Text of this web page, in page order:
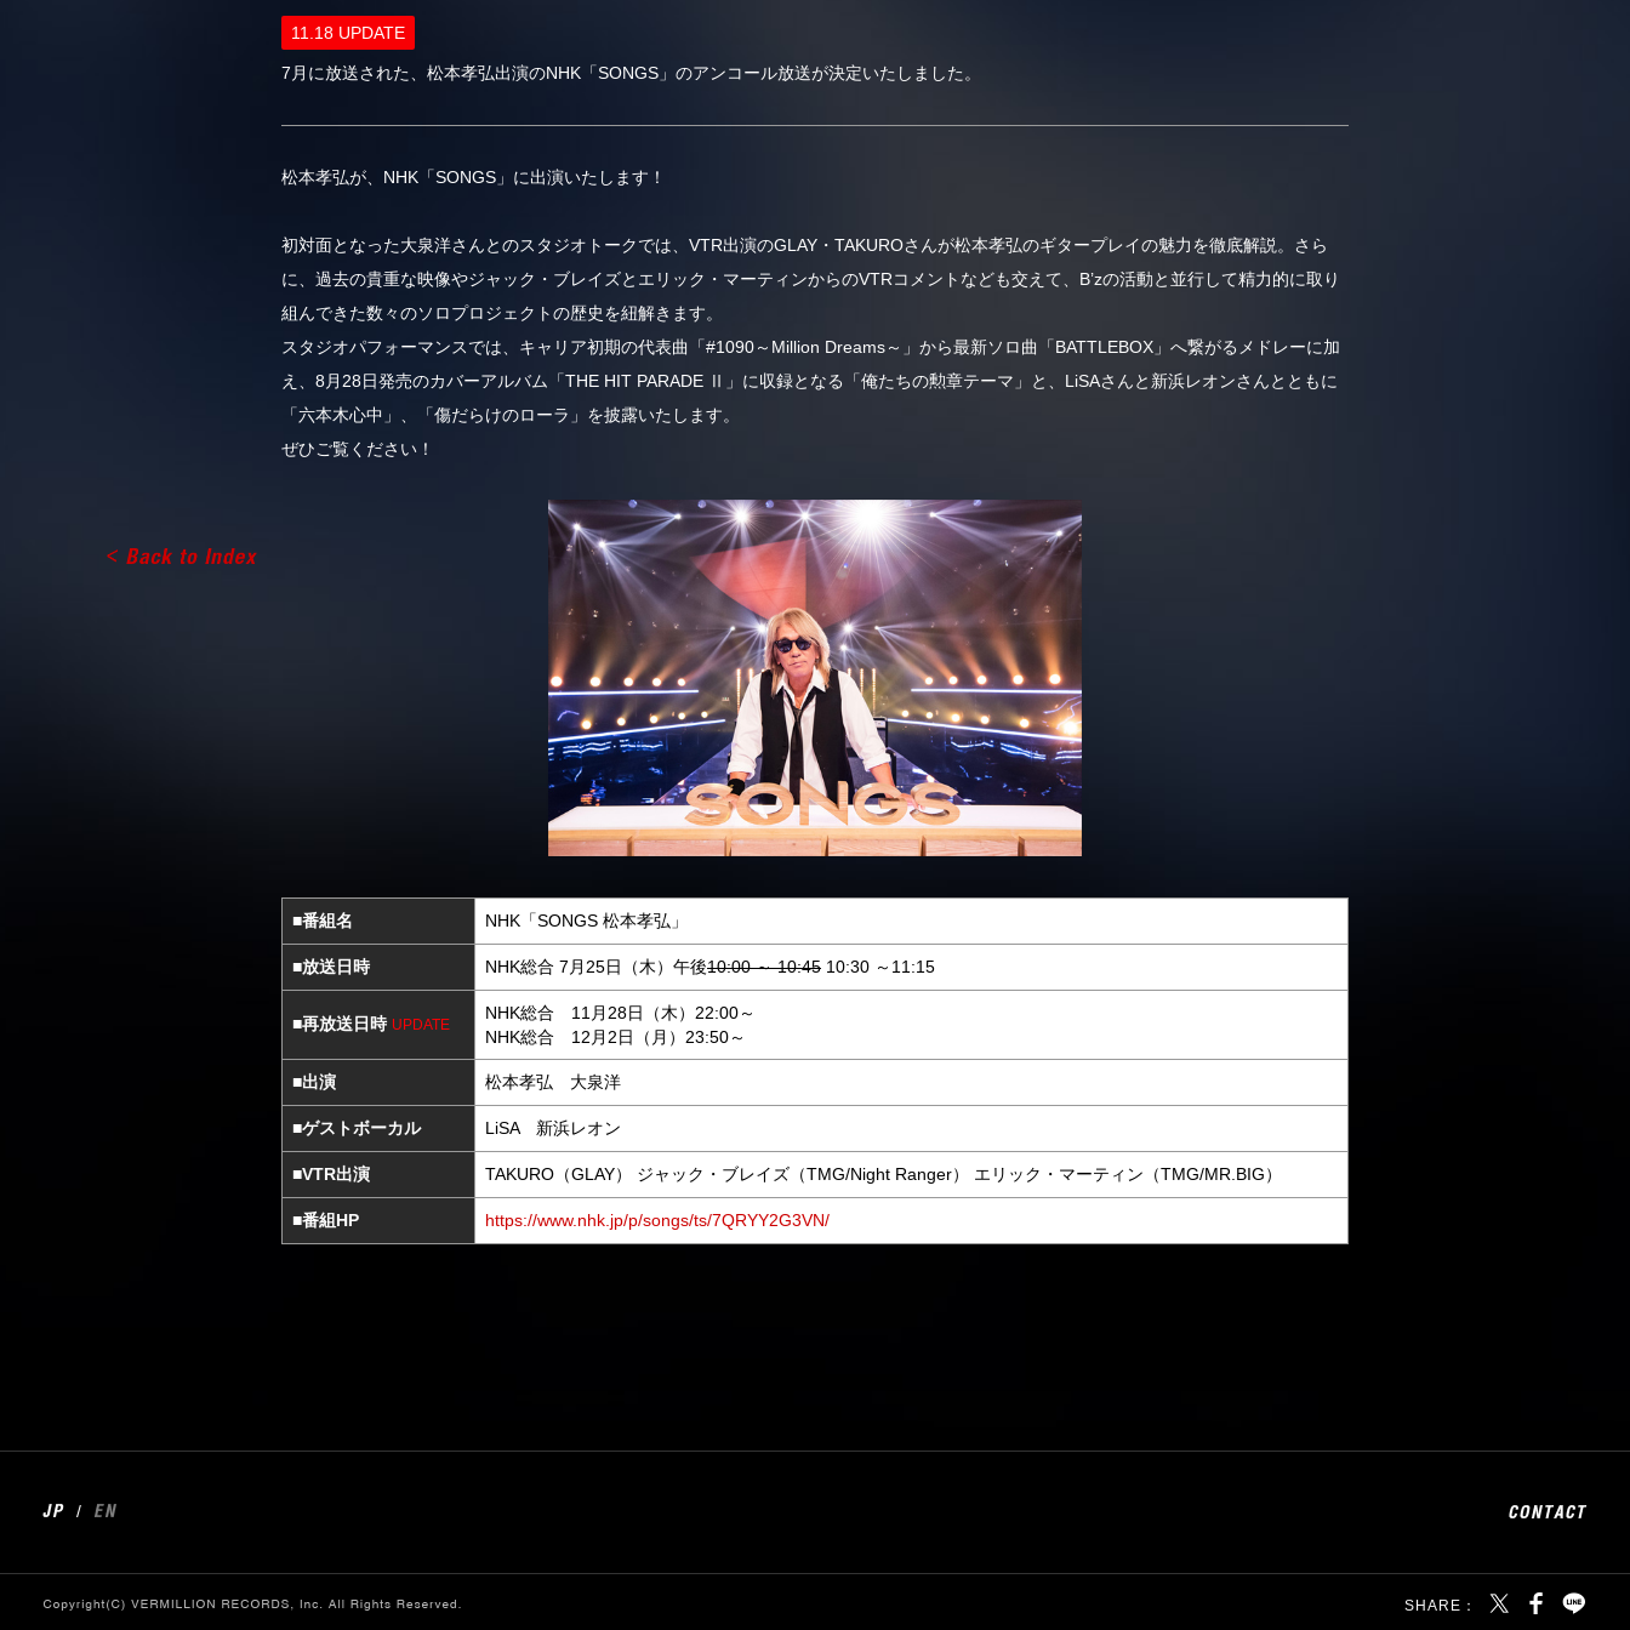
11.18 UPDATE
7月に放送された、松本孝弘出演のNHK「SONGS」のアンコール放送が決定いたしました。
松本孝弘が、NHK「SONGS」に出演いたします！
初対面となった大泉洋さんとのスタジオトークでは、VTR出演のGLAY・TAKUROさんが松本孝弘のギタープレイの魅力を徹底解説。さら
に、過去の貴重な映像やジャック・ブレイズとエリック・マーティンからのVTRコメントなども交えて、B’zの活動と並行して精力的に取り
組んできた数々のソロプロジェクトの歴史を紐解きます。
スタジオパフォーマンスでは、キャリア初期の代表曲「#1090～Million Dreams～」から最新ソロ曲「BATTLEBOX」へ繋がるメドレーに加
え、8月28日発売のカバーアルバム「THE HIT PARADE Ⅱ」に収録となる「俺たちの勲章テーマ」と、LiSAさんと新浜レオンさんとともに
「六本木心中」、「傷だらけのローラ」を披露いたします。
ぜひご覧ください！
■番組名 NHK「SONGS 松本孝弘」
■放送日時 NHK総合 7月25日（木）午後10:00 ～ 10:45 10:30 ～11:15
■再放送日時 UPDATE
NHK総合 11月28日（木）22:00～
NHK総合 12月2日（月）23:50～
■出演 松本孝弘 大泉洋
■ゲストボーカル LiSA 新浜レオン
■VTR出演 TAKURO（GLAY） ジャック・ブレイズ（TMG/Night Ranger） エリック・マーティン（TMG/MR.BIG）
■番組HP https://www.nhk.jp/p/songs/ts/7QRYY2G3VN/
/
SHARE：